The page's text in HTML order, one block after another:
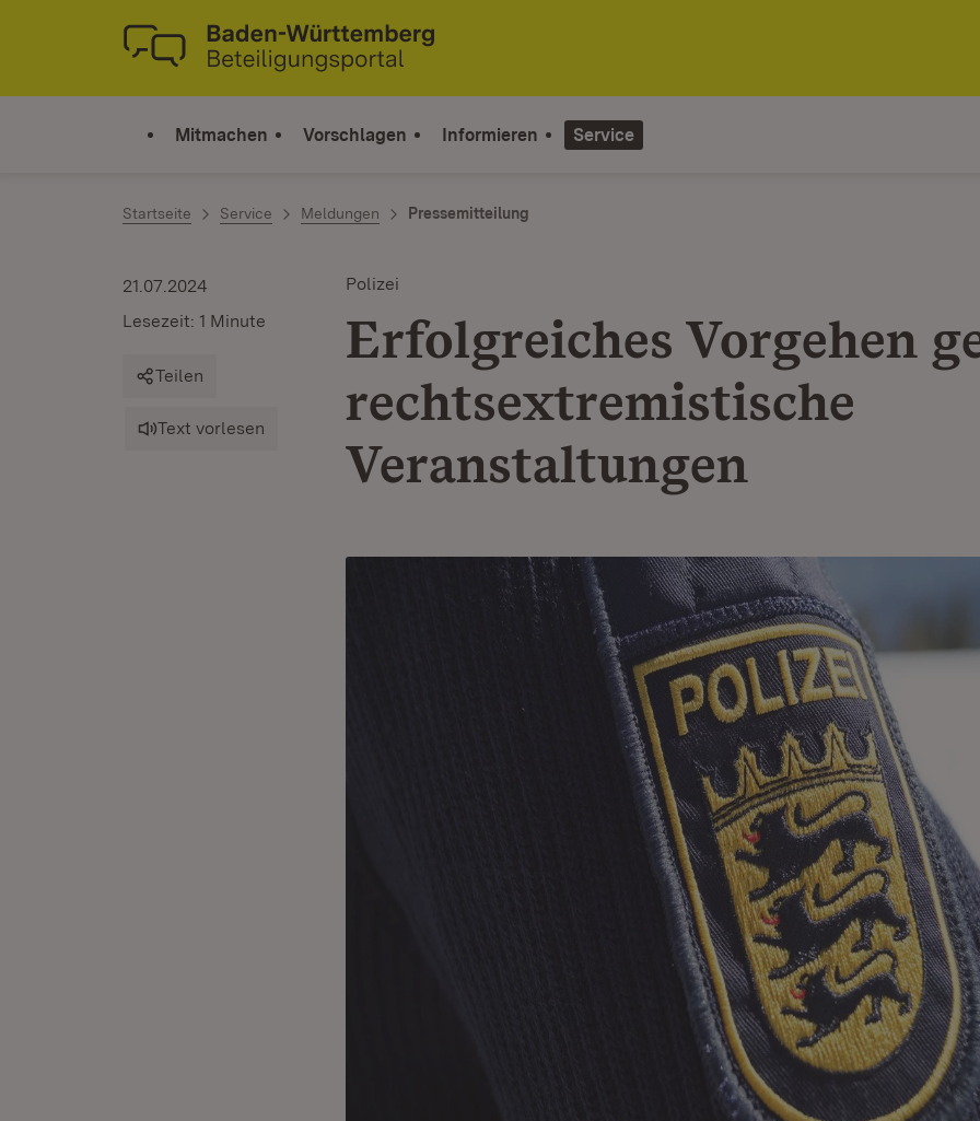
Zum Inhalt springen
Link zur Startseite
Mitmachen Vorschlagen Informieren Service
Startseite Service Meldungen Pressemitteilung
Polizei
Erfolgreiches Vorgehen
rechtsextremistische
Veranstaltungen
21.07.2024
Lesezeit: 1 Minute
Teilen
Text vorlesen